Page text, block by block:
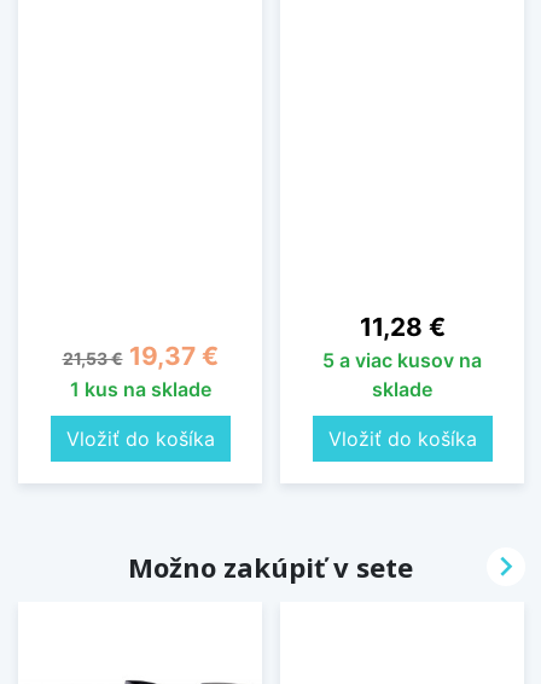
Základná cena
21,53 € Cena
19,37 €
1 kus na sklade
Vložiť do košíka
Cena
11,28 €
5 a viac kusov na
sklade
Vložiť do košíka
Možno zakúpiť v sete 